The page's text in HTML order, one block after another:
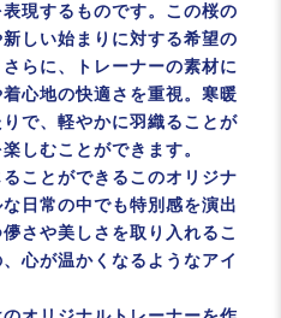
現するものです。この桜の
しい始まりに対する希望の
らに、トレーナーの素材に
心地の快適さを重視。寒暖
で、軽やかに羽織ることが
しむことができます。
ことができるこのオリジナ
日常の中でも特別感を演出
さや美しさを取り入れるこ
心が温かくなるようなアイ